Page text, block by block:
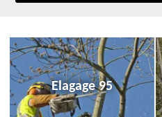
Elagage 95